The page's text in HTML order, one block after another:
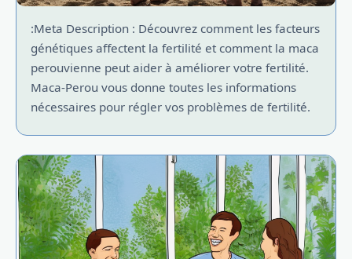
:Meta Description : Découvrez comment les facteurs
génétiques affectent la fertilité et comment la maca
perouvienne peut aider à améliorer votre fertilité.
Maca-Perou vous donne toutes les informations
nécessaires pour régler vos problèmes de fertilité.